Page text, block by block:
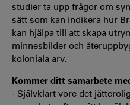
studier ta upp frågor om
sätt som kan indikera hur
kan hjälpa till att skapa
minnesbilder och
koloniala arv.
Kommer ditt samarbete
- Självklart vore det